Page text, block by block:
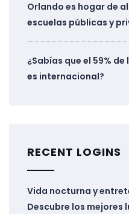
Orlando es hogar de
escuelas públicas y
¿Sabías que el 59%
es internacional?
RECENT LOGINS
Vida nocturna y
Descubre los mejores